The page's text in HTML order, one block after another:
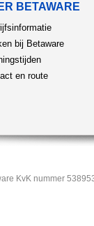
BETAWARE
bij Betaware
en route
KvK nummer